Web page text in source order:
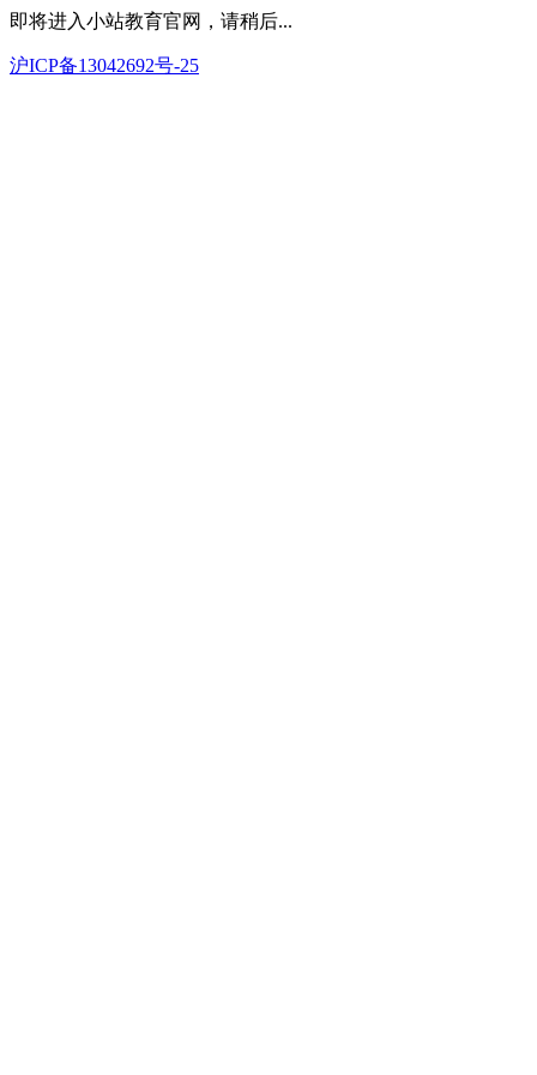
即将进入小站教育官网，请稍后...
沪ICP备13042692号-25